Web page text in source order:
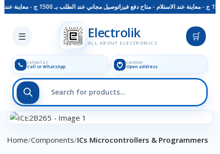
توصيل مجاني عند الطلب بـ 1500 ج - معاينة عند الاستلام - متاح دفع فيزا
☰ Electrolik
ALL ABOUT ELECTRONICS
🛒
📞 Contact us
Call or WhatsApp
Location
Open address
Skip to main content
Click to enlarge
Home Components ICs Microcontrollers & Programmers